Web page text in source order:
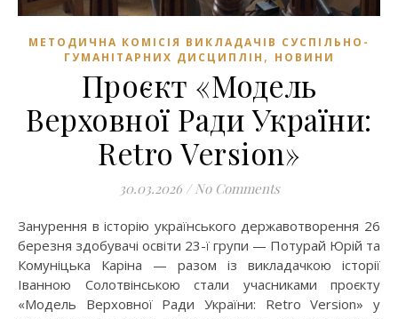
МЕТОДИЧНА КОМІСІЯ ВИКЛАДАЧІВ СУСПІЛЬНО-
ГУМАНІТАРНИХ ДИСЦИПЛІН , НОВИНИ
Проєкт «Модель
Верховної Ради України:
Retro Version»
30.03.2026 / No Comments
Занурення в історію українського державотворення 26
березня здобувачі освіти 23-ї групи — Потурай Юрій та
Комуніцька Каріна — разом із викладачкою історії
Іванною Солотвінською стали учасниками проєкту
«Модель Верховної Ради України: Retro Version» у